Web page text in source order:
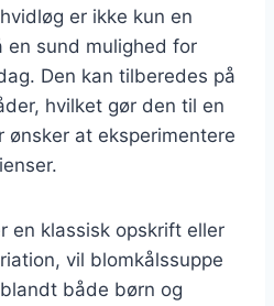
er ikke kun en
sund mulighed for
Den kan tilberedes på
hvilket gør den til en
at eksperimentere
en klassisk opskrift eller
vil blomkålssuppe
både børn og